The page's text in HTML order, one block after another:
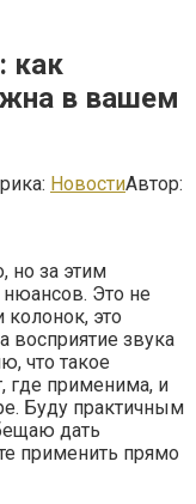
как
в вашем
НовостиАвтор:
но за этим
Это не
колонок, это
восприятие звука
что такое
где применима, и
Буду практичным
дать
применить прямо